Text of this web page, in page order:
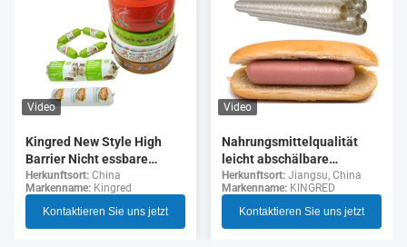
Video
Kingred New Style High
Barrier Nicht essbare
Polyamid Wurst Gehäuse
Lebensmittelqualität
Herkunftsort: China
Markenname: Kingred
Kontaktieren Sie uns jetzt
Video
Nahrungsmittelqualität
leicht abschälbare
durchsichtige Zellulose-
Wurst-Hülle für Hotdogs
Herkunftsort: Jiangsu, China
Markenname: KINGRED
Kontaktieren Sie uns jetzt